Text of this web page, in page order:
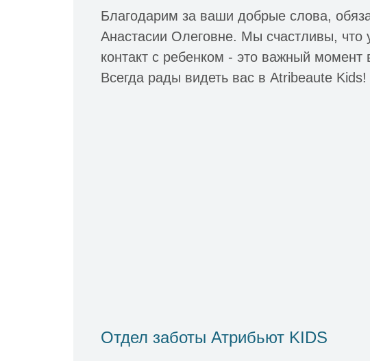
Благодарим за ваши добрые слова,
Анастасии Олеговне. Мы счастливы, что
контакт с ребенком - это важный
Всегда рады видеть вас в Atribeaute Kids!
Отдел заботы Атрибьют KIDS